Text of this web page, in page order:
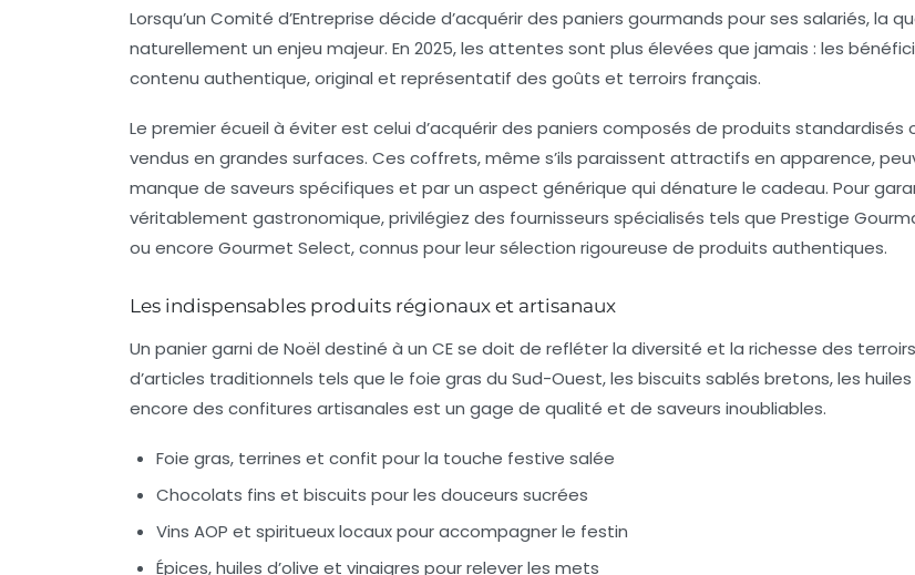
Lorsqu’un Comité d’Entreprise décide d’acquérir des paniers gourmands pour ses salariés, la
naturellement un enjeu majeur. En 2025, les attentes sont plus élevées que jamais : les
contenu authentique, original et représentatif des goûts et terroirs français.
Le premier écueil à éviter est celui d’acquérir des paniers composés de produits standardisés
vendus en grandes surfaces. Ces coffrets, même s’ils paraissent attractifs en apparence,
manque de saveurs spécifiques et par un aspect générique qui dénature le cadeau. Pour
véritablement gastronomique, privilégiez des fournisseurs spécialisés tels que Prestige
ou encore Gourmet Select, connus pour leur sélection rigoureuse de produits authentiques.
Les indispensables produits régionaux et artisanaux
Un panier garni de Noël destiné à un CE se doit de refléter la diversité et la richesse des terroirs
d’articles traditionnels tels que le foie gras du Sud-Ouest, les biscuits sablés bretons, les
encore des confitures artisanales est un gage de qualité et de saveurs inoubliables.
Foie gras, terrines et confit pour la touche festive salée
Chocolats fins et biscuits pour les douceurs sucrées
Vins AOP et spiritueux locaux pour accompagner le festin
Épices, huiles d’olive et vinaigres pour relever les mets